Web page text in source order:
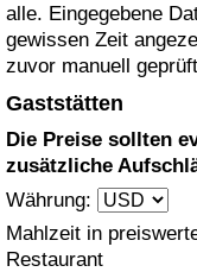
alle. Eingegebene
gewissen Zeit
zuvor manuell
Gaststätten
Die Preise sollten
zusätzliche
Währung:
Mahlzeit in
Restaurant
Kriminalitätsindex